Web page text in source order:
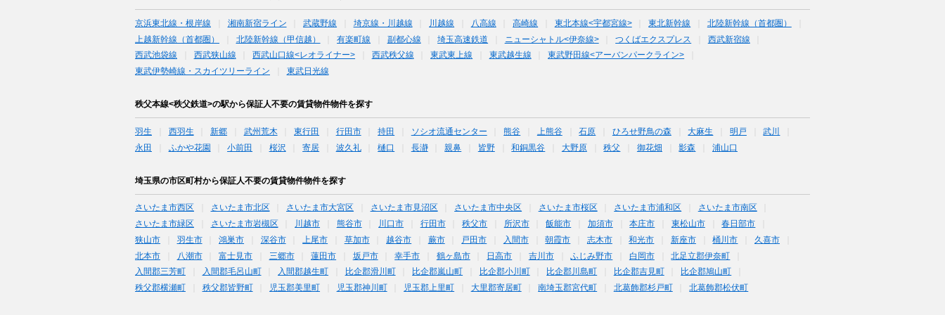
京浜東北線・根岸線 湘南新宿ライン 武蔵野線 埼京線・川越線 川越線 八高線 高崎線 東北本線<宇都宮線> 東北新幹線
北陸新幹線（首都圏）
上越新幹線（首都圏）
北陸新幹線（甲信越） 有楽町線 副都心線 埼玉高速鉄道 ニューシャトル<伊奈線> つくばエクスプレス
西武新宿線
西武池袋線
西武狭山線 西武山口線<レオライナー> 西武秩父線 東武東上線 東武越生線
東武野田線<アーバンパークライン>
東武伊勢崎線・スカイツリーライン
東武日光線
秩父本線<秩父鉄道>の駅から保証人不要の賃貸物件物件を探す
羽生 西羽生 新郷 武州荒木 東行田 行田市 持田 ソシオ流通センター 熊谷 上熊谷 石原 ひろせ野鳥の森 大麻生 明戸
武川
永田
ふかや花園 小前田 桜沢 寄居 波久礼 樋口 長瀞 親鼻 皆野 和銅黒谷 大野原 秩父 御花畑 影森 浦山口
埼玉県の市区町村から保証人不要の賃貸物件物件を探す
さいたま市西区 さいたま市北区 さいたま市大宮区 さいたま市見沼区 さいたま市中央区 さいたま市桜区 さいたま市浦和区
さいたま市南区
さいたま市緑区
さいたま市岩槻区 川越市 熊谷市 川口市 行田市 秩父市 所沢市 飯能市 加須市 本庄市 東松山市
春日部市
狭山市
羽生市 鴻巣市 深谷市 上尾市 草加市 越谷市 蕨市 戸田市 入間市 朝霞市 志木市 和光市 新座市 桶川市
久喜市
北本市
八潮市 富士見市 三郷市 蓮田市 坂戸市 幸手市 鶴ヶ島市 日高市 吉川市 ふじみ野市 白岡市
北足立郡伊奈町
入間郡三芳町
入間郡毛呂山町 入間郡越生町 比企郡滑川町 比企郡嵐山町 比企郡小川町 比企郡川島町 比企郡吉見町
比企郡鳩山町
秩父郡横瀬町
秩父郡皆野町 児玉郡美里町 児玉郡神川町 児玉郡上里町 大里郡寄居町 南埼玉郡宮代町 北葛飾郡杉戸町 北葛飾郡松伏町